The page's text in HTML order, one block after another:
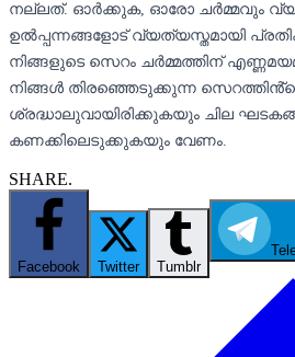
നല്ലത്. ഓർക്കുക, ഓരോ ചർമ്മവും
ഉൽപ്പന്നങ്ങളോട് വ്യത്യസ്തമായി
നിങ്ങളുടെ സെറം ചർമ്മത്തിന്
നിങ്ങൾ തിരഞ്ഞെടുക്കുന്ന
ശ്രദ്ധാലുവായിരിക്കുകയും ചില
കണക്കിലെടുക്കുകയും വേണം.
SHARE.
Facebook Twitter Tumblr